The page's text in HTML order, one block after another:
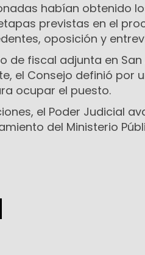
habían obtenido
previstas en el
oposición y
de fiscal adjunta en
el Consejo definió por
ocupar el puesto.
el Poder Judicial
del Ministerio